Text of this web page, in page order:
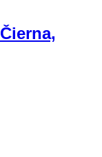
Čierna,